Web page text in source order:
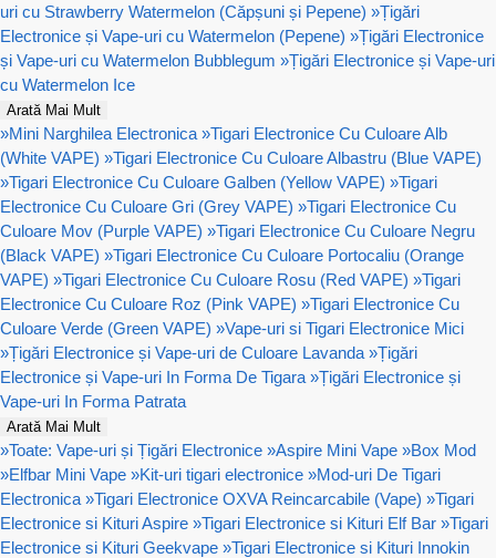
uri cu Strawberry Watermelon (Căpșuni și Pepene) »Țigări
Electronice și Vape-uri cu Watermelon (Pepene) »Țigări Electronice
și Vape-uri cu Watermelon Bubblegum »Țigări Electronice și Vape-uri
cu Watermelon Ice
Arată Mai Mult
»Mini Narghilea Electronica »Tigari Electronice Cu Culoare Alb
(White VAPE) »Tigari Electronice Cu Culoare Albastru (Blue VAPE)
»Tigari Electronice Cu Culoare Galben (Yellow VAPE) »Tigari
Electronice Cu Culoare Gri (Grey VAPE) »Tigari Electronice Cu
Culoare Mov (Purple VAPE) »Tigari Electronice Cu Culoare Negru
(Black VAPE) »Tigari Electronice Cu Culoare Portocaliu (Orange
VAPE) »Tigari Electronice Cu Culoare Rosu (Red VAPE) »Tigari
Electronice Cu Culoare Roz (Pink VAPE) »Tigari Electronice Cu
Culoare Verde (Green VAPE) »Vape-uri si Tigari Electronice Mici
»Țigări Electronice și Vape-uri de Culoare Lavanda »Țigări
Electronice și Vape-uri In Forma De Tigara »Țigări Electronice și
Vape-uri In Forma Patrata
Arată Mai Mult
»Toate: Vape-uri și Țigări Electronice »Aspire Mini Vape »Box Mod
»Elfbar Mini Vape »Kit-uri tigari electronice »Mod-uri De Tigari
Electronica »Tigari Electronice OXVA Reincarcabile (Vape) »Tigari
Electronice si Kituri Aspire »Tigari Electronice si Kituri Elf Bar »Tigari
Electronice si Kituri Geekvape »Tigari Electronice si Kituri Innokin